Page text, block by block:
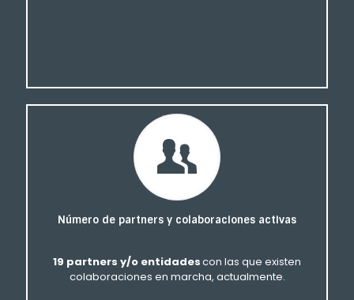
Número de partners y colaboraciones activas
19 partners y/o entidadescon las que existen
colaboraciones en marcha, actualmente.